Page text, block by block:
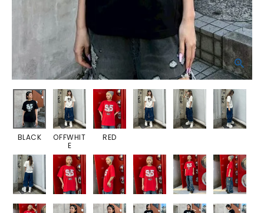
BLACK
OFFWHIT
E
RED